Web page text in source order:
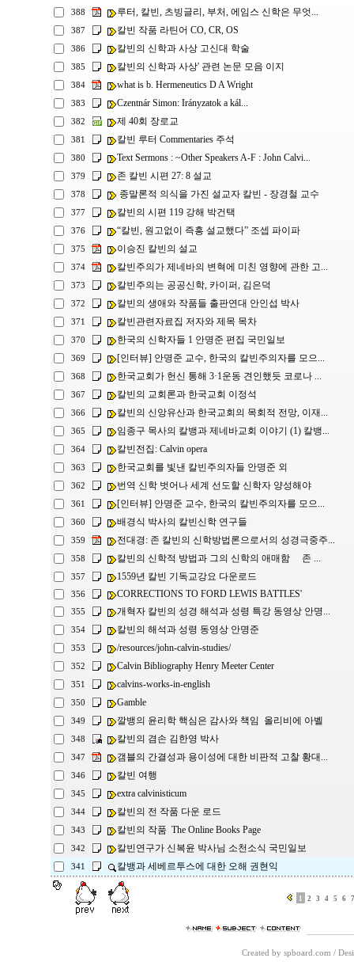
388 루터, 칼빈, 츠빙글리, 부처, 에임스 신학은 무엇...
387 칼빈 작품 라틴어 CO, CR, OS
386 칼빈의 신학과 사상 고신대 학술
385 칼빈의 신학과 사상' 관련 논문 모음 이지
384 what is b. Hermeneutics D A Wright
383 Czentnár Simon: Irányzatok a kál...
382 제 40회 장로교
381 칼빈 루터 Commentaries 주석
380 Text Sermons : ~Other Speakers A-F : John Calvi...
379 존 칼빈 시편 27: 8 설교
378 종말론적 의식을 가진 설교자 칼빈 - 장경철 교수
377 칼빈의 시편 119 강해 박건택
376 “칼빈, 원고없이 즉흥 설교했다” 조셉 파이파
375 이승진 칼빈의 설교
374 칼빈주의가 제네바의 변혁에 미친 영향에 관한 고...
373 칼빈주의는 공공신학, 카이퍼, 김은덕
372 칼빈의 생애와 작품들 출판연대 안인섭 박사
371 칼빈관련자료집 저자와 제목 목차
370 한국의 신학자들 1 안명준 편집 국민일보
369 [인터뷰] 안명준 교수, 한국의 칼빈주의자를 모으...
368 한국교회가 헌신 통해 3·1운동 견인했듯 코로나 ...
367 칼빈의 교회론과 한국교회 이정석
366 칼빈의 신앙유산과 한국교회의 목회적 전망, 이재...
365 임종구 목사의 칼뱅과 제네바교회 이야기 (1) 칼뱅...
364 칼빈전집: Calvin opera
363 한국교회를 빛낸 칼빈주의자들 안명준 외
362 번역 신학 벗어나 세계 선도할 신학자 양성해야
361 [인터뷰] 안명준 교수, 한국의 칼빈주의자를 모으...
360 배경식 박사의 칼빈신학 연구들
359 전대경: 존 칼빈의 신학방법론으로서의 성경극중주...
358 칼빈의 신학적 방법과 그의 신학의 애매함 존 ...
357 1559년 칼빈 기독교강요 다운로드
356 CORRECTIONS TO FORD LEWIS BATTLES'
355 개혁자 칼빈의 성경 해석과 성령 특강 동영상 안명...
354 칼빈의 해석과 성령 동영상 안명준
353 /resources/john-calvin-studies/
352 Calvin Bibliography Henry Meeter Center
351 calvins-works-in-english
350 Gamble
349 깔뱅의 윤리학 핵심은 감사와 책임 올리비에 아벨
348 칼빈의 겸손 김한영 박사
347 갬블의 간결성과 용이성에 대한 비판적 고찰 황대...
346 칼빈 여행
345 extra calvinisticum
344 칼빈의 전 작품 다운 로드
343 칼빈의 작품 The Online Books Page
342 칼빈연구가 신복윤 박사님 소천소식 국민일보
341 칼뱅과 세베르투스에 대한 오해 권현익
1 2 3 4 5 6 7
Created by spboard.com /